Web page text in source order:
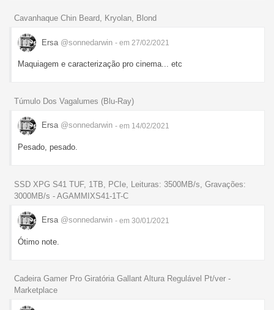
Cavanhaque Chin Beard, Kryolan, Blond
Ersa @sonnedarwin - em 27/02/2021
Maquiagem e caracterização pro cinema... etc
Túmulo Dos Vagalumes (Blu-Ray)
Ersa @sonnedarwin - em 14/02/2021
Pesado, pesado.
SSD XPG S41 TUF, 1TB, PCIe, Leituras: 3500MB/s, Gravações:
3000MB/s - AGAMMIXS41-1T-C
Ersa @sonnedarwin - em 30/01/2021
Ótimo note.
Cadeira Gamer Pro Giratória Gallant Altura Regulável Pt/ver -
Marketplace